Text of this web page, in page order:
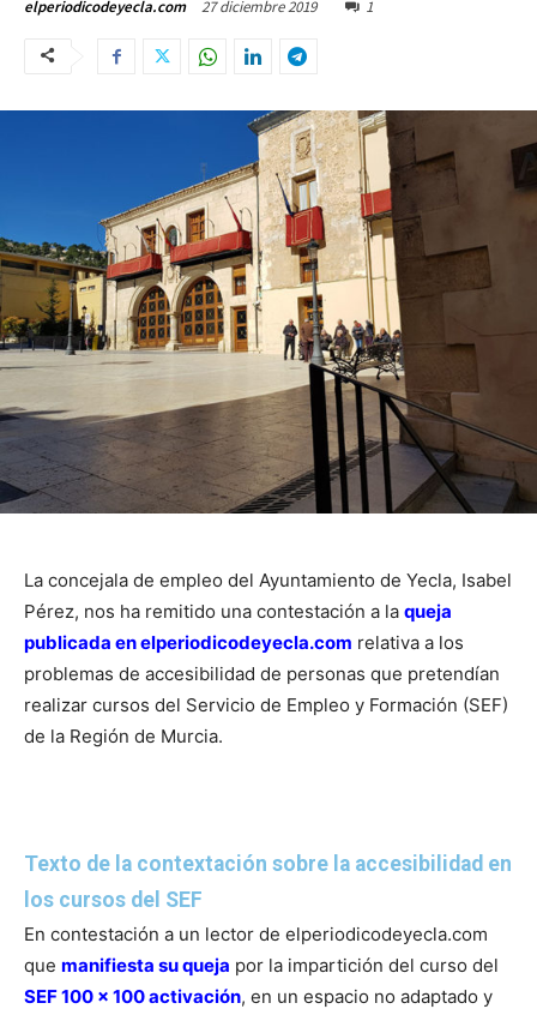
elperiodicodeyecla.com 27 diciembre 2019 1
La concejala de empleo del Ayuntamiento de Yecla, Isabel
Pérez, nos ha remitido una contestación a la queja
publicada en elperiodicodeyecla.com relativa a los
problemas de accesibilidad de personas que pretendían
realizar cursos del Servicio de Empleo y Formación (SEF)
de la Región de Murcia.
Texto de la contextación sobre la accesibilidad en
los cursos del SEF
En contestación a un lector de elperiodicodeyecla.com
que manifiesta su queja por la impartición del curso del
SEF 100 x 100 activación, en un espacio no adaptado y